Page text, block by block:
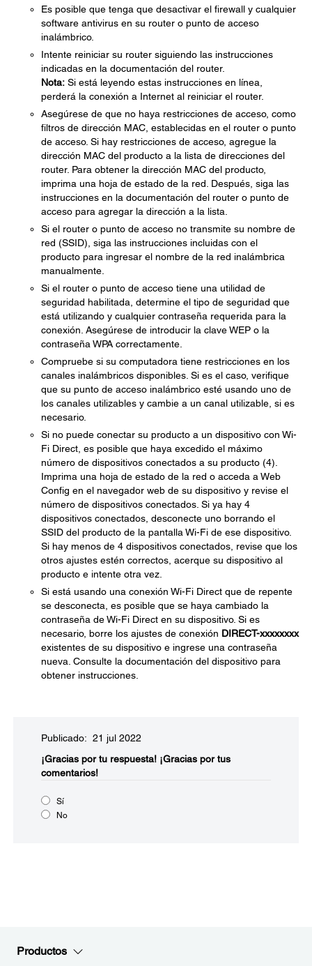
Es posible que tenga que desactivar el firewall y cualquier
software antivirus en su router o punto de acceso
inalámbrico.
Intente reiniciar su router siguiendo las instrucciones
indicadas en la documentación del router.
Nota: Si está leyendo estas instrucciones en línea,
perderá la conexión a Internet al reiniciar el router.
Asegúrese de que no haya restricciones de acceso, como
filtros de dirección MAC, establecidas en el router o punto
de acceso. Si hay restricciones de acceso, agregue la
dirección MAC del producto a la lista de direcciones del
router. Para obtener la dirección MAC del producto,
imprima una hoja de estado de la red. Después, siga las
instrucciones en la documentación del router o punto de
acceso para agregar la dirección a la lista.
Si el router o punto de acceso no transmite su nombre de
red (SSID), siga las instrucciones incluidas con el
producto para ingresar el nombre de la red inalámbrica
manualmente.
Si el router o punto de acceso tiene una utilidad de
seguridad habilitada, determine el tipo de seguridad que
está utilizando y cualquier contraseña requerida para la
conexión. Asegúrese de introducir la clave WEP o la
contraseña WPA correctamente.
Compruebe si su computadora tiene restricciones en los
canales inalámbricos disponibles. Si es el caso, verifique
que su punto de acceso inalámbrico esté usando uno de
los canales utilizables y cambie a un canal utilizable, si es
necesario.
Si no puede conectar su producto a un dispositivo con Wi-
Fi Direct, es posible que haya excedido el máximo
número de dispositivos conectados a su producto (4).
Imprima una hoja de estado de la red o acceda a Web
Config en el navegador web de su dispositivo y revise el
número de dispositivos conectados. Si ya hay 4
dispositivos conectados, desconecte uno borrando el
SSID del producto de la pantalla Wi-Fi de ese dispositivo.
Si hay menos de 4 dispositivos conectados, revise que los
otros ajustes estén correctos, acerque su dispositivo al
producto e intente otra vez.
Si está usando una conexión Wi-Fi Direct que de repente
se desconecta, es posible que se haya cambiado la
contraseña de Wi-Fi Direct en su dispositivo. Si es
necesario, borre los ajustes de conexión DIRECT-xxxxxxxx
existentes de su dispositivo e ingrese una contraseña
nueva. Consulte la documentación del dispositivo para
obtener instrucciones.
Publicado: 21 jul 2022
¡Gracias por tu respuesta! ¡Gracias por tus
comentarios!
Sí
No
Productos